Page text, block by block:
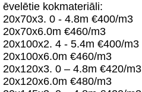
ēvelētie kokmateriāli:
20x70x3. 0 - 4.8m €400/m3
20x70x6.0m €460/m3
20x100x2. 4 - 5.4m €400/m3
20x100x6.0m €460/m3
20x120x3. 0 – 4.8m €420/m3
20x120x6.0m €480/m3